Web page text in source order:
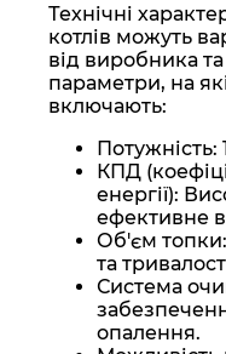
Технічні
котлів можуть
від виробника
параметри, на
включають:
Потужність:
КПД
енергії):
ефективне
Об'єм
та
Система
опалення.